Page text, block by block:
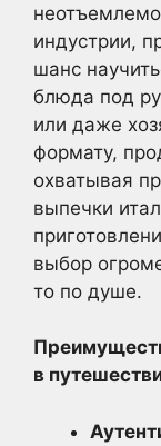
индустрии,
шанс
блюда под
или даже
формату,
охватывая
выпечки
выбор
то по душе.
в